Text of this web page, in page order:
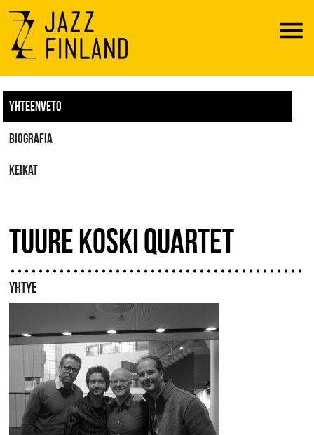
Menu
YHTEENVETO
BIOGRAFIA
KEIKAT
TUURE KOSKI QUARTET
YHTYE